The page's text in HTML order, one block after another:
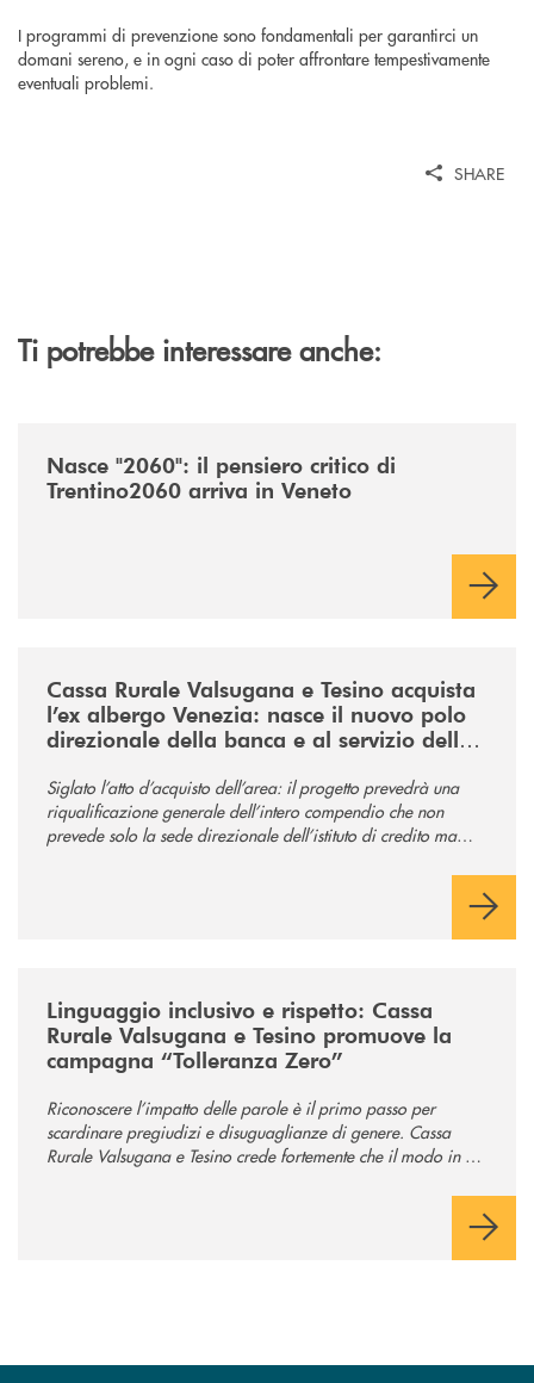
I programmi di prevenzione sono fondamentali per garantirci un
domani sereno, e in ogni caso di poter affrontare tempestivamente
eventuali problemi.
SHARE
Ti potrebbe interessare anche:
Nasce "2060": il pensiero critico di
Trentino2060 arriva in Veneto
Cassa Rurale Valsugana e Tesino acquista
l’ex albergo Venezia: nasce il nuovo polo
direzionale della banca e al servizio della
Siglato l’atto d’acquisto dell’area: il progetto prevedrà una
riqualificazione generale dell’intero compendio che non
prevede solo la sede direzionale dell’istituto di credito ma
Linguaggio inclusivo e rispetto: Cassa
Rurale Valsugana e Tesino promuove la
campagna “Tolleranza Zero”
Riconoscere l’impatto delle parole è il primo passo per
scardinare pregiudizi e disuguaglianze di genere. Cassa
Rurale Valsugana e Tesino crede fortemente che il modo in cui